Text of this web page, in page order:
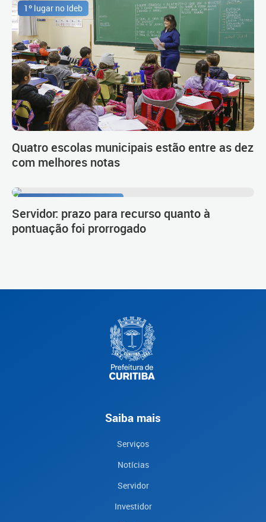
1º lugar no Ideb
Quatro escolas municipais estão entre as dez
com melhores notas
Servidor: prazo para recurso quanto à
pontuação foi prorrogado
Saiba mais
Serviços
Notícias
Servidor
Investidor